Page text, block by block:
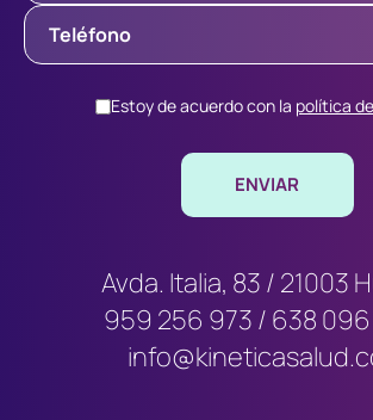
Estoy de acuerdo con la política
Avda. Italia, 83 / 21003
959 256 973 / 638